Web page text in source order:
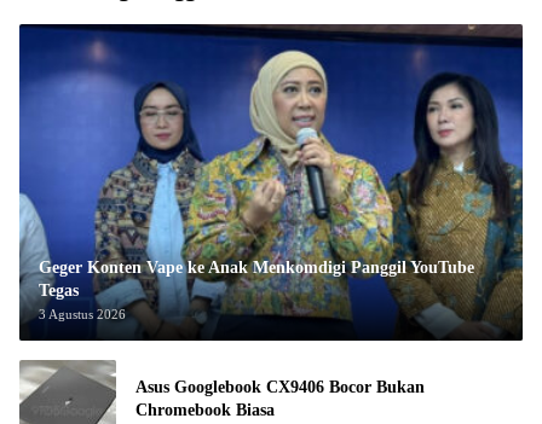
Geger Konten Vape ke Anak Menkomdigi Panggil YouTube
Tegas
3 Agustus 2026
Asus Googlebook CX9406 Bocor Bukan
Chromebook Biasa